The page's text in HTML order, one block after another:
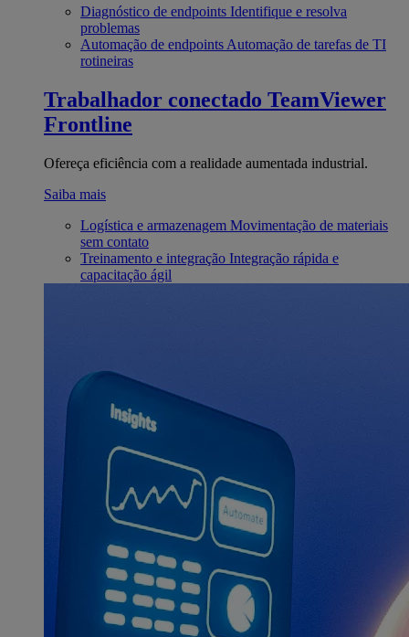
Diagnóstico de endpoints Identifique e resolva
problemas
Automação de endpoints Automação de tarefas de TI
rotineiras
Trabalhador conectado TeamViewer
Frontline
Ofereça eficiência com a realidade aumentada industrial.
Saiba mais
Logística e armazenagem Movimentação de materiais
sem contato
Treinamento e integração Integração rápida e
capacitação ágil